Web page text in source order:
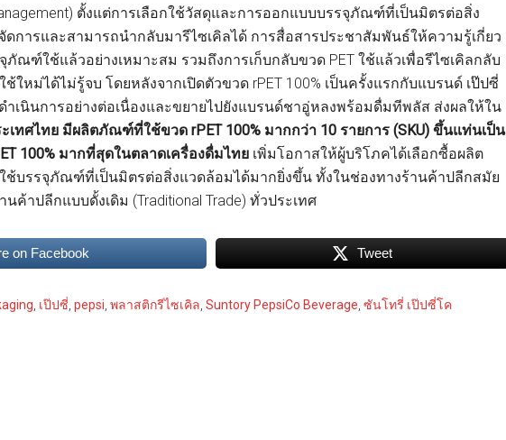
ตั้งแต่การเลือกใช้วัสดุและการออกแบบบรรจุภัณฑ์ที่เป็นมิตรต่อสิ่ง
ดการและสามารถนำกลับมารีไซเคิลได้ การสื่อสารประชาสัมพันธ์ให้ความรู้เกี่ยว
ณฑ์ใช้แล้วอย่างเหมาะสม รวมถึงการเก็บกลับขวด PET ใช้แล้วเพื่อรีไซเคิลกลับ
ช้ใหม่ได้ไม่รู้จบ โดยหลังจากเปิดตัวขวด rPET 100% เป็นครั้งแรกกับแบรนด์ เป๊ปซี่
เนินการอย่างต่อเนื่องและขยายไปยังแบรนด์ชาอู่หลงพร้อมดื่มทีพลัส ส่งผลให้ใน
เทศไทย มีผลิตภัณฑ์ที่ใช้ขวด rPET 100% มากกว่า 10 รายการ (SKU) ขึ้นแท่นเป็น
100% มากที่สุดในตลาดเครื่องดื่มไทย เพิ่มโอกาสให้ผู้บริโภคได้เลือกซื้อผลิต
บรรจุภัณฑ์ที่เป็นมิตรต่อสิ่งแวดล้อมได้มากยิ่งขึ้น ทั้งในช่องทางร้านค้าปลีกสมัย
นค้าปลีกแบบดั้งเดิม (Traditional Trade) ทั่วประเทศ
on Facebook Tweet
, เป๊ปซี่, pepsi, พลาสติกรีไซเคิล, Suntory PepsiCo Beverage, ซันโทรี่ เป๊ปซี่โค